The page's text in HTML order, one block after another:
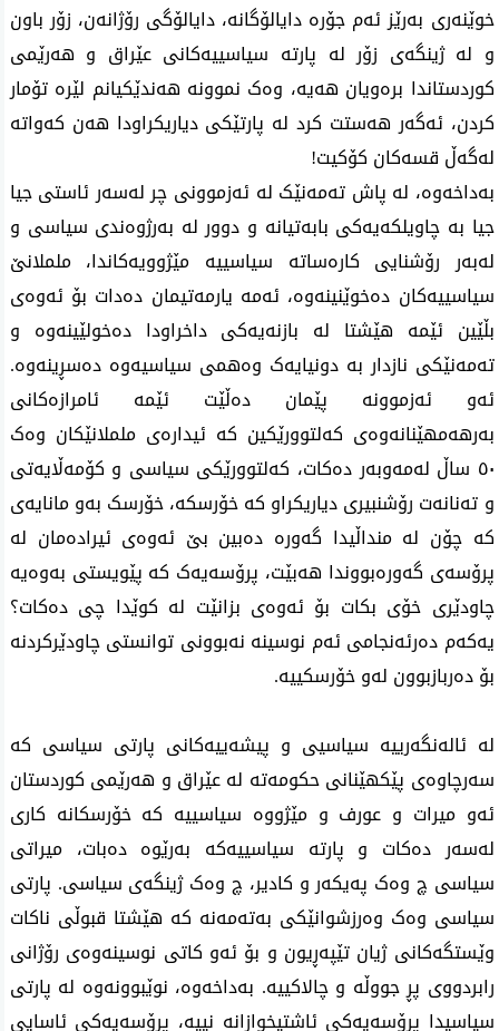
خوێنەری بەرێز ئەم جۆرە دایالۆگانە، دایالۆگی رۆژانەن، زۆر باون
و لە ژینگەی زۆر لە پارتە سیاسییەکانی عێراق و هەرێمی
کوردستاندا برەویان هەیە، وەک نموونە هەندێکیانم لێرە تۆمار
کردن، ئەگەر هەستت کرد لە پارتێکی دیاریکراودا هەن کەواتە
لەگەڵ قسەکان کۆکیت!
بەداخەوە، لە پاش تەمەنێک لە ئەزموونی چر لەسەر ئاستی جیا
جیا بە چاویلکەیەکی بابەتیانە و دوور لە بەرژوەندی سیاسی و
لەبەر رۆشنایی کارەساتە سیاسییە مێژوویەکاندا، ململانێ
سیاسییەکان دەخوێنینەوە، ئەمە یارمەتیمان دەدات بۆ ئەوەی
بڵێین ئێمە هێشتا لە بازنەیەکی داخراودا دەخولێینەوە و
تەمەنێکی نازدار بە دونیایەک وەهمی سیاسیەوە دەسڕینەوە.
ئەو ئەزموونە پێمان دەڵێت ئێمە ئامرازەکانی
بەرهەمهێنانەوەی کەلتوورێکین کە ئیدارەی ململانێکان وەک
٥٠ ساڵ لەمەوبەر دەکات، کەلتوورێکی سیاسی و کۆمەڵایەتی
و تەنانەت رۆشنبیری دیاریکراو کە خۆرسکە، خۆرسک بەو مانایەی
کە چۆن لە منداڵیدا گەورە دەبین بێ ئەوەی ئیرادەمان لە
پرۆسەی گەورەبووندا هەبێت، پرۆسەیەک کە پێویستی بەوەیە
چاودێری خۆی بکات بۆ ئەوەی بزانێت لە کوێدا چی دەکات؟
یەکەم دەرئەنجامی ئەم نوسینە نەبوونی توانستی چاودێرکردنە
بۆ دەربازبوون لەو خۆرسکییە.
لە ئالەنگەرییە سیاسیی و پیشەییەکانی پارتی سیاسی کە
سەرچاوەی پێکهێنانی حکومەتە لە عێراق و هەرێمی کوردستان
ئەو میرات و عورف و مێژووە سیاسییە کە خۆرسکانە کاری
لەسەر دەکات و پارتە سیاسییەکە بەرێوە دەبات، میراتی
سیاسی چ وەک پەیکەر و کادیر، چ وەک ژینگەی سیاسی. پارتی
سیاسی وەک وەرزشوانێکی بەتەمەنە کە هێشتا قبوڵی ناکات
وێستگەکانی ژیان تێپەڕیون و بۆ ئەو کاتی نوسینەوەی رۆژانی
رابردووی پڕ جووڵە و چالاکییە. بەداخەوە، نوێبوونەوە لە پارتی
سیاسیدا پرۆسەیەکی ئاشتیخوازانە نییە، پرۆسەیەکی ئاسایی